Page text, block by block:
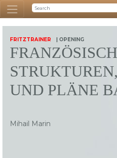
FRITZTRAINER | OPENING
UND PLÄNE
Mihail Marin